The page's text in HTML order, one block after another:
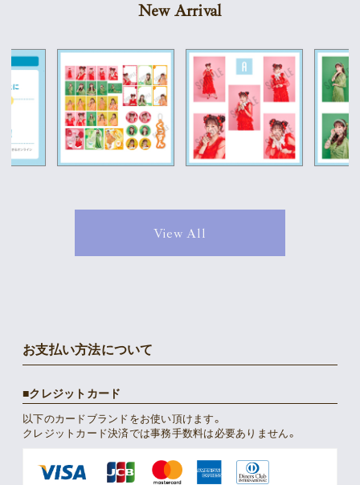
New Arrival
View All
お支払い方法について
クレジットカード
以下のカードブランドをお使い頂けます。
クレジットカード決済では事務手数料は必要ありません。